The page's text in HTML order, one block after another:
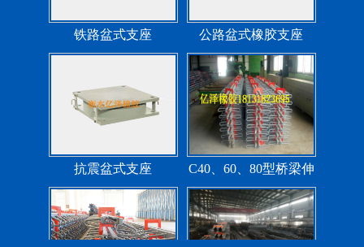
抗震盆式支座
C40、60、80型桥梁伸
缩缝
F40、60、80型桥梁伸缩
E40、60、80型桥梁伸缩